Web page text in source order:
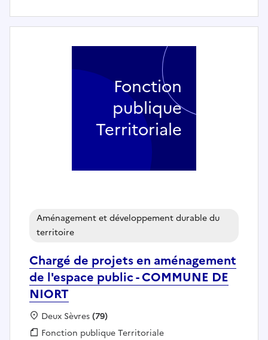
Chargé de projets en aménagement
de l'espace public - COMMUNE DE
NIORT
Aménagement et développement durable du
territoire
Localisation :
Deux Sèvres(79)
Fonction publique :
Fonction publique Territoriale
Fonction
publique
Territoriale